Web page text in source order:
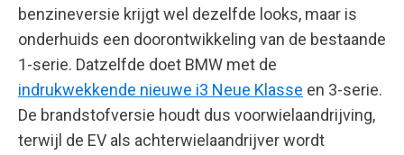
benzineversie krijgt wel dezelfde looks, maar is
onderhuids een doorontwikkeling van de bestaande
1-serie. Datzelfde doet BMW met de
indrukwekkende nieuwe i3 Neue Klasse en 3-serie.
De brandstofversie houdt dus voorwielaandrijving,
terwijl de EV als achterwielaandrijver wordt